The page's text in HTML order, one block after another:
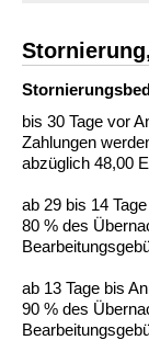
bis 30 Tage vor
Zahlungen
abzüglich 48,00
ab 29 bis 14
80 % des
ab 13 Tage bis
90 % des